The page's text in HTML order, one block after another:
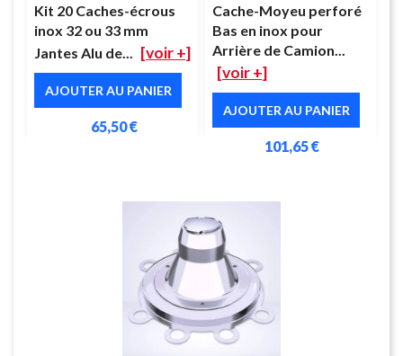
Kit 20 Caches-écrous
inox 32 ou 33 mm
Jantes Alu de...
[voir +]
AJOUTER AU PANIER
65,50 €
Cache-Moyeu perforé
Bas en inox pour
Arrière de Camion...
[voir +]
AJOUTER AU PANIER
101,65 €